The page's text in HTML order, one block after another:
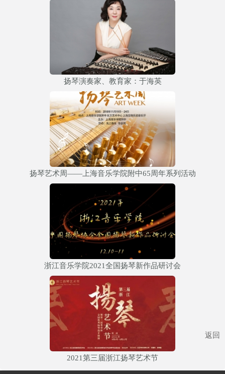
扬琴演奏家、教育家：于海英
扬琴艺术周——上海音乐学院附中65周年系列活动
浙江音乐学院2021全国扬琴新作品研讨会
2021第三届浙江扬琴艺术节
返回